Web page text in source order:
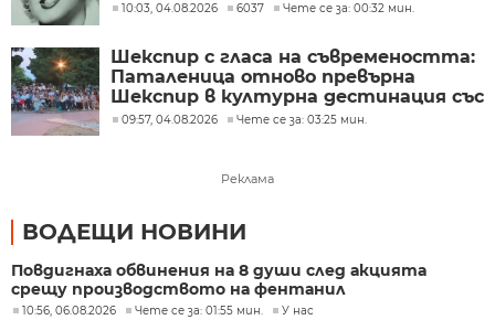
10:03, 04.08.2026 6037 Чете се за: 00:32 мин.
Шекспир с гласа на съвремеността:
Паталеница отново превърна
Шекспир в културна дестинация със
съвременен прочит
09:57, 04.08.2026 Чете се за: 03:25 мин.
Реклама
ВОДЕЩИ НОВИНИ
Повдигнаха обвинения на 8 души след акцията
срещу производството на фентанил
10:56, 06.08.2026 Чете се за: 01:55 мин. У нас